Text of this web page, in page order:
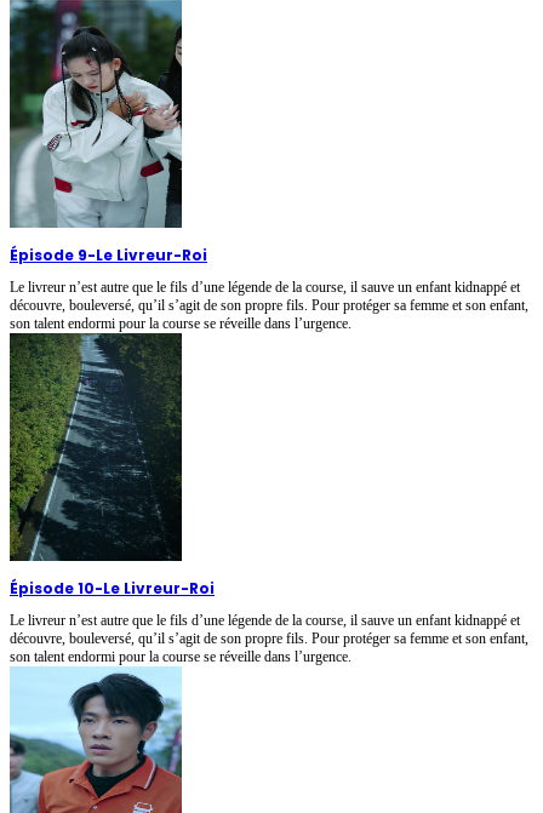
Épisode 9-Le Livreur-Roi
Le livreur n’est autre que le fils d’une légende de la course, il sauve un enfant kidnappé et
découvre, bouleversé, qu’il s’agit de son propre fils. Pour protéger sa femme et son enfant,
son talent endormi pour la course se réveille dans l’urgence.
Épisode 10-Le Livreur-Roi
Le livreur n’est autre que le fils d’une légende de la course, il sauve un enfant kidnappé et
découvre, bouleversé, qu’il s’agit de son propre fils. Pour protéger sa femme et son enfant,
son talent endormi pour la course se réveille dans l’urgence.